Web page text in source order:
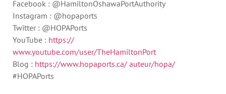
Facebook : @HamiltonOshawaPortAuthority
Instagram : @hopaports
Twitter : @HOPAPorts
YouTube : https://
www.youtube.com/user/TheHamiltonPort
Blog : https://www.hopaports.ca/ auteur/hopa/
#HOPAPorts